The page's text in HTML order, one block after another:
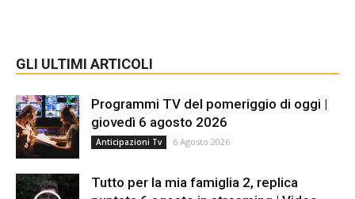
GLI ULTIMI ARTICOLI
Programmi TV del pomeriggio di oggi |
giovedì 6 agosto 2026
Anticipazioni Tv 6 Agosto 2026
Tutto per la mia famiglia 2, replica